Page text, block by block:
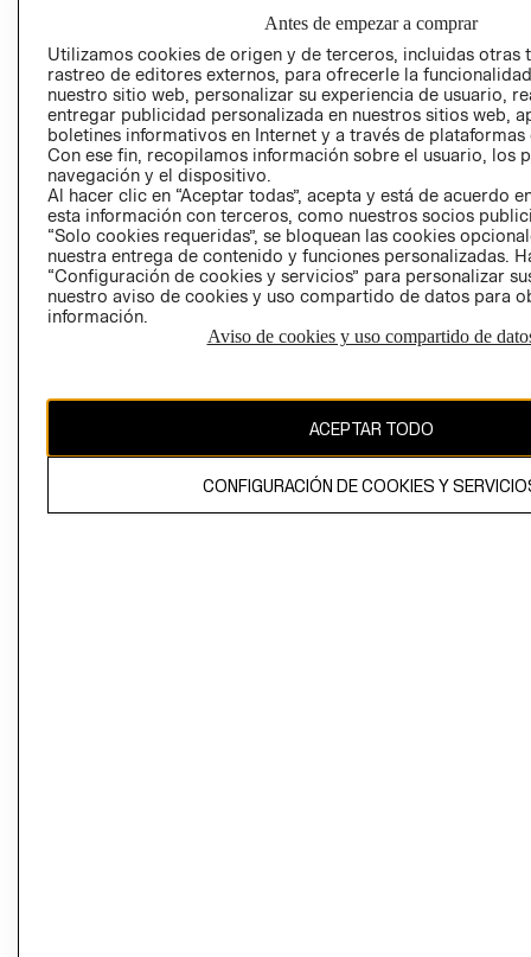
AVISO DE
PRIVACIDAD
GIFT CARD
El contenido de esta página web está protegido por copyright y es
Antes de empezar a comprar
Utilizamos cookies de origen y de terceros, incluidas otras
rastreo de editores externos, para ofrecerle la
nuestro sitio web, personalizar su experiencia de usuario,
entregar publicidad personalizada en nuestros sitios web,
boletines informativos en Internet y a través de plataformas
Con ese fin, recopilamos información sobre el usuario, los
navegación y el dispositivo.
Al hacer clic en “Aceptar todas”, acepta y está de acuerdo
esta información con terceros, como nuestros socios
“Solo cookies requeridas”, se bloquean las cookies
nuestra entrega de contenido y funciones personalizadas.
“Configuración de cookies y servicios” para personalizar
nuestro aviso de cookies y uso compartido de datos para
información.
Aviso de cookies y uso compartido de
ACEPTAR TODO
CONFIGURACIÓN DE COOKIES Y